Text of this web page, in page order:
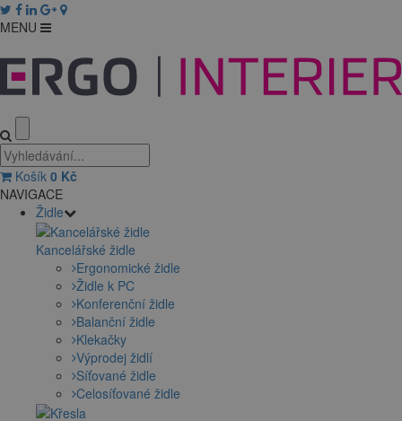
MENU
Košík 0 Kč
NAVIGACE
Židle
Kancelářské židle
Ergonomické židle
Židle k PC
Konferenční židle
Balanční židle
Klekačky
Výprodej židlí
Síťované židle
Celosíťované židle